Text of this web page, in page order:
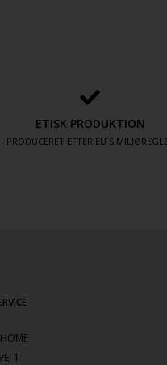
ETISK PRODUKTION
PRODUCERET EFTER EU´S
1